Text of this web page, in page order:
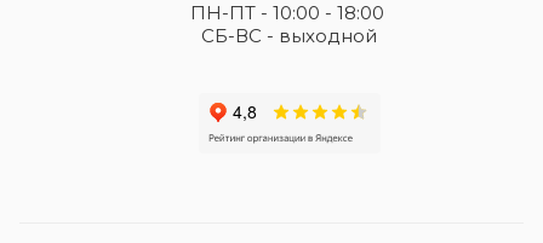
ПН-ПТ - 10:00 - 18:00
СБ-ВС - выходной